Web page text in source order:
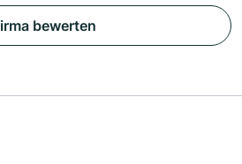
bewerten